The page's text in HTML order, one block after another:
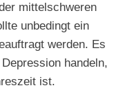
mittelschweren
unbedingt ein
werden. Es
handeln,
ist.